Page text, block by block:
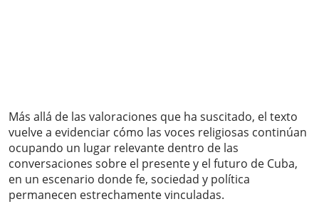
Más allá de las valoraciones que ha suscitado, el texto
vuelve a evidenciar cómo las voces religiosas continúan
ocupando un lugar relevante dentro de las
conversaciones sobre el presente y el futuro de Cuba,
en un escenario donde fe, sociedad y política
permanecen estrechamente vinculadas.